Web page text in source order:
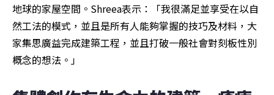
地球的家屋空間。Shreea表示：「我很滿足並享受在以自
然工法的模式，並且是所有人能夠掌握的技巧及材料，大
家集思廣益完成建築工程，並且打破一般社會對刻板性別
概念的想法。」